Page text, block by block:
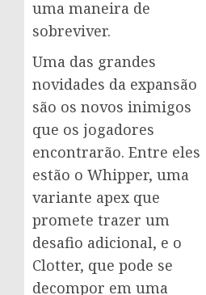
uma maneira de
sobreviver.
Uma das grandes
novidades da expansão
são os novos inimigos
que os jogadores
encontrarão. Entre eles
estão o Whipper, uma
variante apex que
promete trazer um
desafio adicional, e o
Clotter, que pode se
decompor em uma